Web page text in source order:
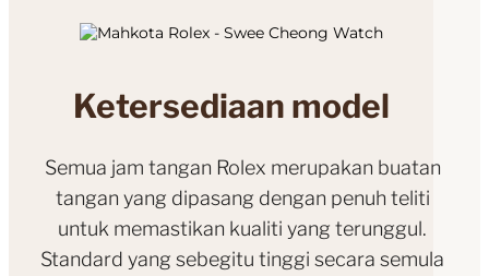
Ketersediaan model
Semua jam tangan Rolex merupakan buatan
tangan yang dipasang dengan penuh teliti
untuk memastikan kualiti yang terunggul.
Standard yang sebegitu tinggi secara semula